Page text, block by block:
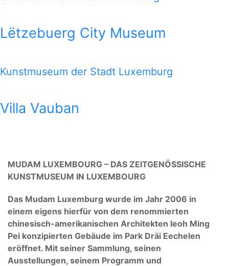
Lëtzebuerg City Museum
Kunstmuseum der Stadt Luxemburg
Villa Vauban
MUDAM LUXEMBOURG – DAS ZEITGENÖSSISCHE
KUNSTMUSEUM IN LUXEMBOURG
Das Mudam Luxemburg wurde im Jahr 2006 in
einem eigens hierfür von dem renommierten
chinesisch-amerikanischen Architekten Ieoh Ming
Pei konzipierten Gebäude im Park Dräi Eechelen
eröffnet. Mit seiner Sammlung, seinen
Ausstellungen, seinem Programm und